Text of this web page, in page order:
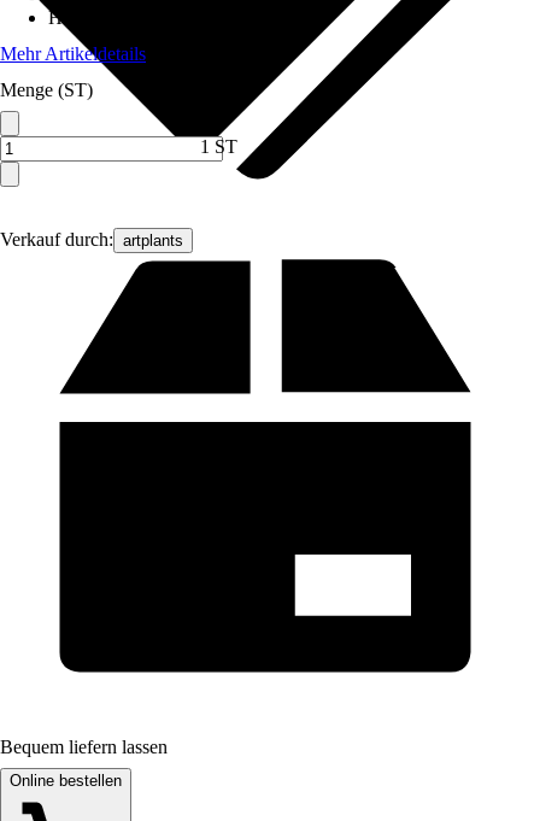
Verkauf durch: artplants
Höhe
Mehr Artikeldetails
Menge (ST)
1 ST
Bequem liefern lassen
Online bestellen